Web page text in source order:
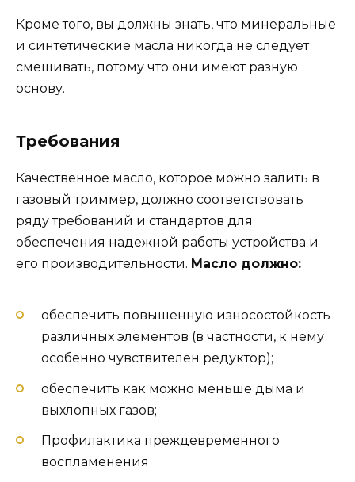
Кроме того, вы должны знать, что минеральные
и синтетические масла никогда не следует
смешивать, потому что они имеют разную
основу.
Требования
Качественное масло, которое можно залить в
газовый триммер, должно соответствовать
ряду требований и стандартов для
обеспечения надежной работы устройства и
его производительности. Масло должно:
обеспечить повышенную износостойкость
различных элементов (в частности, к нему
особенно чувствителен редуктор);
обеспечить как можно меньше дыма и
выхлопных газов;
Профилактика преждевременного
воспламенения